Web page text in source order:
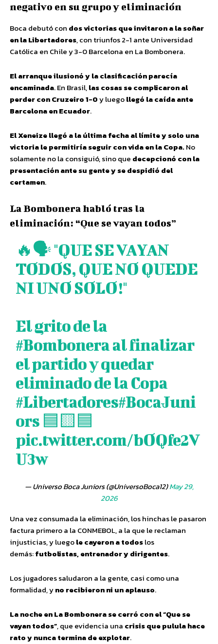
negativo en su grupo y eliminación
Boca debutó con dos victorias que invitaron a la soñar
en la Libertadores, con triunfos 2-1 ante Universidad
Católica en Chile y 3-0 Barcelona en La Bombonera.
El arranque ilusionó y la clasificación parecía
encaminada. En Brasil,las cosas se complicaron al
perder con Cruzeiro 1-0y luegollegó la caída ante
Barcelona en Ecuador.
El Xeneize llegó a la última fecha al límite y solo una
victoria le permitiría seguir con vida en la Copa.No
solamente no la consiguió, sino que decepcionó con la
presentación ante su gente y se despidió del
certamen.
La Bombonera habló tras la
eliminación: “Que se vayan todos”
🔥🗣️ "QUE SE VAYAN
TODOS, QUE NO QUEDE
NI UNO SOLO!"
El grito de la
#Bombonera al finalizar
el partido y quedar
eliminado de la Copa
#Libertadores#BocaJuni
ors 🟦🟨🟦
pic.twitter.com/bOQfe2V
U3w
— Universo Boca Juniors (@UniversoBoca12)May 29,
2026
Una vez consumada la eliminación, los hinchas le pasaron
factura primero a la CONMEBOL, a la que le reclaman
injusticias, y luegole cayeron a todoslos
demás:futbolistas, entrenador y dirigentes.
Los jugadores saludaron a la gente, casi como una
formalidad, yno recibieron ni un aplauso.
La noche en La Bombonera se cerró con el “Que se
vayan todos”, que evidencia una crisis que pulula hace
rato y nunca termina de explotar.